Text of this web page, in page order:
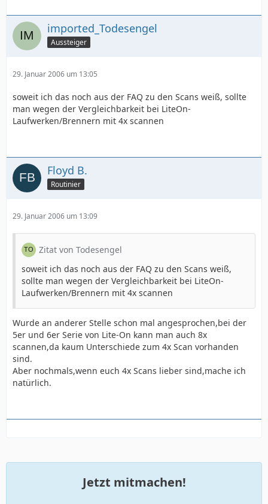
imported_Todesengel
Aussteiger
29. Januar 2006 um 13:05
soweit ich das noch aus der FAQ zu den Scans weiß, sollte
man wegen der Vergleichbarkeit bei LiteOn-
Laufwerken/Brennern mit 4x scannen
Floyd B.
Routinier
29. Januar 2006 um 13:09
Zitat von Todesengel
soweit ich das noch aus der FAQ zu den Scans weiß,
sollte man wegen der Vergleichbarkeit bei LiteOn-
Laufwerken/Brennern mit 4x scannen
Wurde an anderer Stelle schon mal angesprochen,bei der
5er und 6er Serie von Lite-On kann man auch 8x
scannen,da kaum Unterschiede zum 4x Scan vorhanden
sind.
Aber nochmals,wenn euch 4x Scans lieber sind,mache ich
natürlich.
Jetzt mitmachen!